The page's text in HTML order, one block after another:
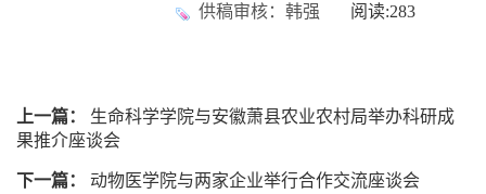
供稿审核：韩强 阅读:283
上一篇：
生命科学学院与安徽萧县农业农村局举办科研成
果推介座谈会
下一篇：
动物医学院与两家企业举行合作交流座谈会